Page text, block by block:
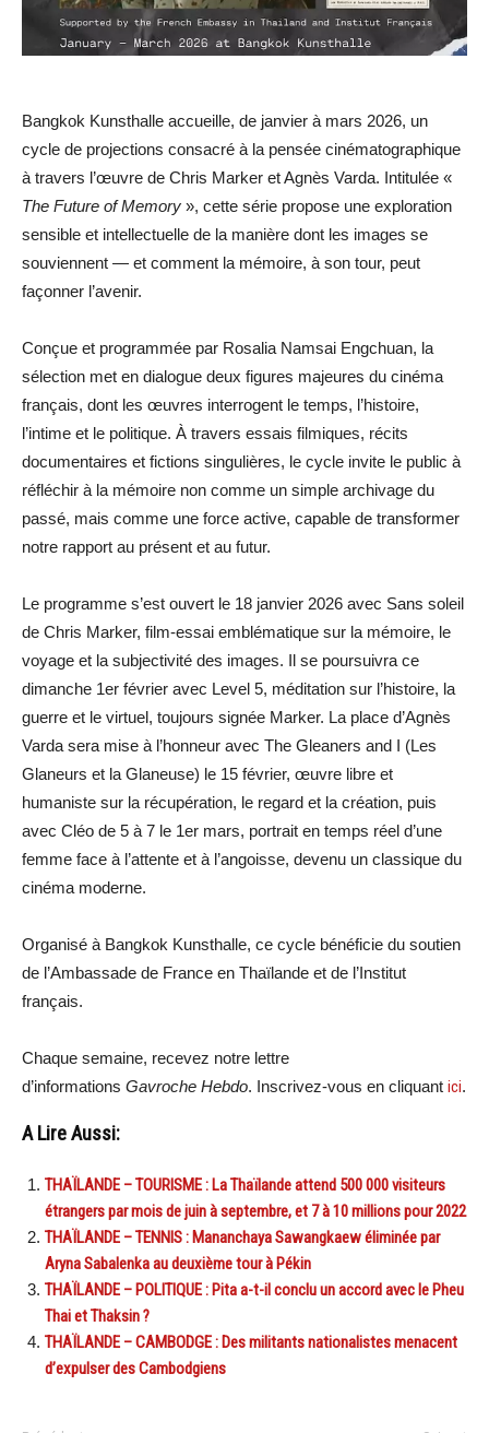
Bangkok Kunsthalle accueille, de janvier à mars 2026, un
cycle de projections consacré à la pensée cinématographique
à travers l’œuvre de Chris Marker et Agnès Varda. Intitulée «
The Future of Memory », cette série propose une exploration
sensible et intellectuelle de la manière dont les images se
souviennent — et comment la mémoire, à son tour, peut
façonner l’avenir.
Conçue et programmée par Rosalia Namsai Engchuan, la
sélection met en dialogue deux figures majeures du cinéma
français, dont les œuvres interrogent le temps, l’histoire,
l’intime et le politique. À travers essais filmiques, récits
documentaires et fictions singulières, le cycle invite le public à
réfléchir à la mémoire non comme un simple archivage du
passé, mais comme une force active, capable de transformer
notre rapport au présent et au futur.
Le programme s’est ouvert le 18 janvier 2026 avec Sans soleil
de Chris Marker, film-essai emblématique sur la mémoire, le
voyage et la subjectivité des images. Il se poursuivra ce
dimanche 1er février avec Level 5, méditation sur l’histoire, la
guerre et le virtuel, toujours signée Marker. La place d’Agnès
Varda sera mise à l’honneur avec The Gleaners and I (Les
Glaneurs et la Glaneuse) le 15 février, œuvre libre et
humaniste sur la récupération, le regard et la création, puis
avec Cléo de 5 à 7 le 1er mars, portrait en temps réel d’une
femme face à l’attente et à l’angoisse, devenu un classique du
cinéma moderne.
Organisé à Bangkok Kunsthalle, ce cycle bénéficie du soutien
de l’Ambassade de France en Thaïlande et de l’Institut
français.
Chaque semaine, recevez notre lettre
d’informations Gavroche Hebdo. Inscrivez-vous en cliquant ici.
A Lire Aussi:
THAÏLANDE – TOURISME : La Thaïlande attend 500 000 visiteurs
étrangers par mois de juin à septembre, et 7 à 10 millions pour 2022
THAÏLANDE – TENNIS : Mananchaya Sawangkaew éliminée par
Aryna Sabalenka au deuxième tour à Pékin
THAÏLANDE – POLITIQUE : Pita a-t-il conclu un accord avec le Pheu
Thai et Thaksin ?
THAÏLANDE – CAMBODGE : Des militants nationalistes menacent
d’expulser des Cambodgiens